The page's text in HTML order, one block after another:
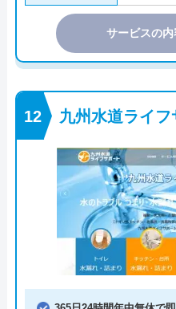
サービスの
九州水道ライフ